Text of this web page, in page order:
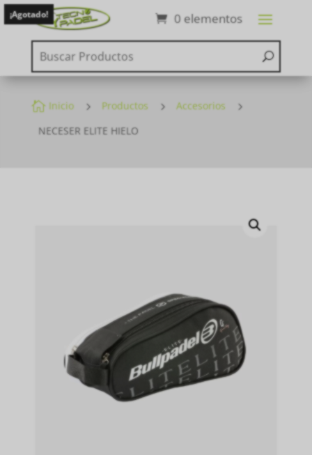
0 elementos
¡Agotado!
 Inicio 5 Productos 5 Accesorios 5
NECESER ELITE HIELO